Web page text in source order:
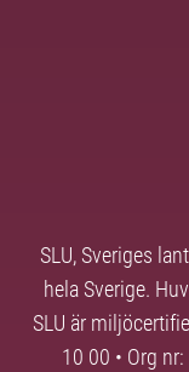
SLU, Sveriges
hela Sverige.
SLU är
10 00 • Org